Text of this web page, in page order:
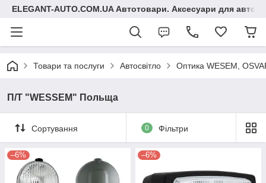
ELEGANT-AUTO.COM.UA Автотовари. Аксесуари для авто
Товари та послуги Автосвітло Оптика WESEM,
П/Т "WESSEM" Польща
Сортування 0 Фільтри
–6% –6%